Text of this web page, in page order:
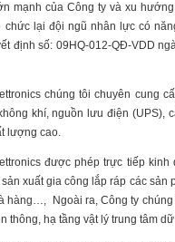
mạnh của Công ty và xu
lại đội ngũ nhân lực có
định số: 09HQ-012-QĐ-VDD
chúng tôi chuyên cung
khí, nguồn lưu điện (UPS),
lượng cao.
được phép trực tiếp
xuất gia công lắp ráp các
hàng…, Ngoài ra, Công ty
thông, hạ tầng vật lý trung tâm